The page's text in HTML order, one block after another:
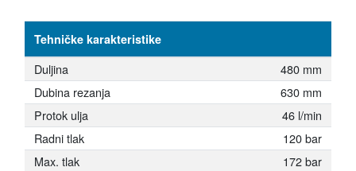
Tehničke karakteristike
Duljina
480 mm
Dubina rezanja
630 mm
Protok ulja
46 l/min
Radni tlak
120 bar
Max. tlak
172 bar